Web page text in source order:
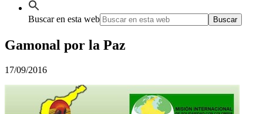
Buscar en esta web
Gamonal por la Paz
17/09/2016